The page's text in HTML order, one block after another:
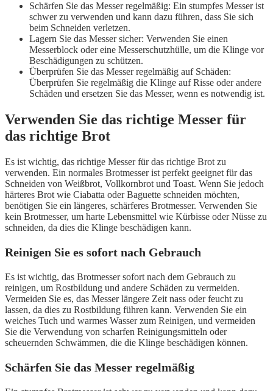
Schärfen Sie das Messer regelmäßig: Ein stumpfes Messer ist
schwer zu verwenden und kann dazu führen, dass Sie sich
beim Schneiden verletzen.
Lagern Sie das Messer sicher: Verwenden Sie einen
Messerblock oder eine Messerschutzhülle, um die Klinge vor
Beschädigungen zu schützen.
Überprüfen Sie das Messer regelmäßig auf Schäden:
Überprüfen Sie regelmäßig die Klinge auf Risse oder andere
Schäden und ersetzen Sie das Messer, wenn es notwendig ist.
Verwenden Sie das richtige Messer für
das richtige Brot
Es ist wichtig, das richtige Messer für das richtige Brot zu
verwenden. Ein normales Brotmesser ist perfekt geeignet für das
Schneiden von Weißbrot, Vollkornbrot und Toast. Wenn Sie jedoch
härteres Brot wie Ciabatta oder Baguette schneiden möchten,
benötigen Sie ein längeres, schärferes Brotmesser. Verwenden Sie
kein Brotmesser, um harte Lebensmittel wie Kürbisse oder Nüsse zu
schneiden, da dies die Klinge beschädigen kann.
Reinigen Sie es sofort nach Gebrauch
Es ist wichtig, das Brotmesser sofort nach dem Gebrauch zu
reinigen, um Rostbildung und andere Schäden zu vermeiden.
Vermeiden Sie es, das Messer längere Zeit nass oder feucht zu
lassen, da dies zu Rostbildung führen kann. Verwenden Sie ein
weiches Tuch und warmes Wasser zum Reinigen, und vermeiden
Sie die Verwendung von scharfen Reinigungsmitteln oder
scheuernden Schwämmen, die die Klinge beschädigen können.
Schärfen Sie das Messer regelmäßig